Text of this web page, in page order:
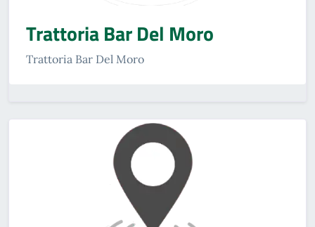
Trattoria Bar Del Moro
Trattoria Bar Del Moro